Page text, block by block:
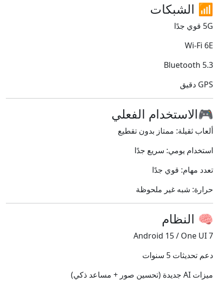
📶 الشبكات
5G قوي جدًا
Wi-Fi 6E
Bluetooth 5.3
GPS دقيق
🎮الاستخدام الفعلي
ألعاب ثقيلة: ممتاز بدون تقطيع
استخدام يومي: سريع جدًا
تعدد مهام: قوي جدًا
حرارة: شبه غير ملحوظة
🧠 النظام
Android 15 / One UI 7
دعم تحديثات 5 سنوات
ميزات AI جديدة (تحسين صور + مساعد ذكي)